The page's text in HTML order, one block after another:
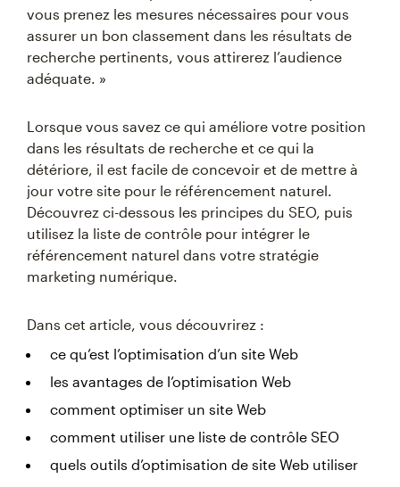
vous prenez les mesures nécessaires pour vous
assurer un bon classement dans les résultats de
recherche pertinents, vous attirerez l’audience
adéquate. »
Lorsque vous savez ce qui améliore votre position
dans les résultats de recherche et ce qui la
détériore, il est facile de concevoir et de mettre à
jour votre site pour le référencement naturel.
Découvrez ci-dessous les principes du SEO, puis
utilisez la liste de contrôle pour intégrer le
référencement naturel dans votre stratégie
marketing numérique.
Dans cet article, vous découvrirez :
ce qu’est l’optimisation d’un site Web
les avantages de l’optimisation Web
comment optimiser un site Web
comment utiliser une liste de contrôle SEO
quels outils d’optimisation de site Web utiliser